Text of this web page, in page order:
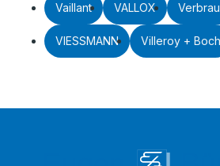
Vaillant VALLOX
VIESSMANN Villeroy + Boch